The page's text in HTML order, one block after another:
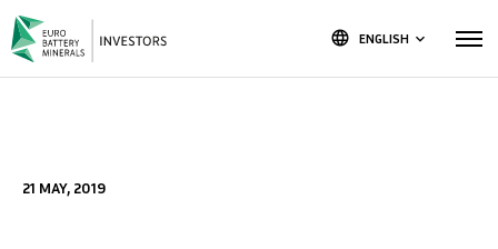
language ENGLISH keyboard_arrow_down
21 MAY, 2019